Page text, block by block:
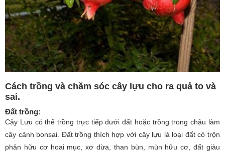
Cách trồng và chăm sóc cây lựu cho ra quả to và
sai.
Đất trồng:
Cây Lựu có thể trồng trực tiếp dưới đất hoặc trồng trong chậu làm
cây cảnh bonsai. Đất trồng thích hợp với cây lựu là loại đất có trộn
phân hữu cơ hoai mục, xơ dừa, than bùn, mùn hữu cơ, đất giàu